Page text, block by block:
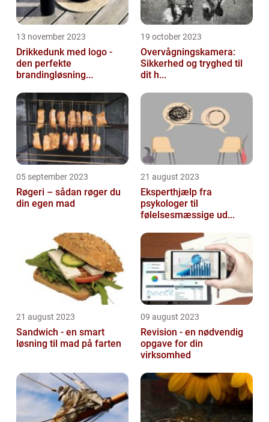
13 november 2023
Drikkedunk med logo -
den perfekte
brandingløsning...
19 october 2023
Overvågningskamera:
Sikkerhed og tryghed til
dit h...
05 september 2023
Røgeri – sådan røger du
din egen mad
21 august 2023
Eksperthjælp fra
psykologer til
følelsesmæssige ud...
21 august 2023
Sandwich - en smart
løsning til mad på farten
09 august 2023
Revision - en nødvendig
opgave for din
virksomhed